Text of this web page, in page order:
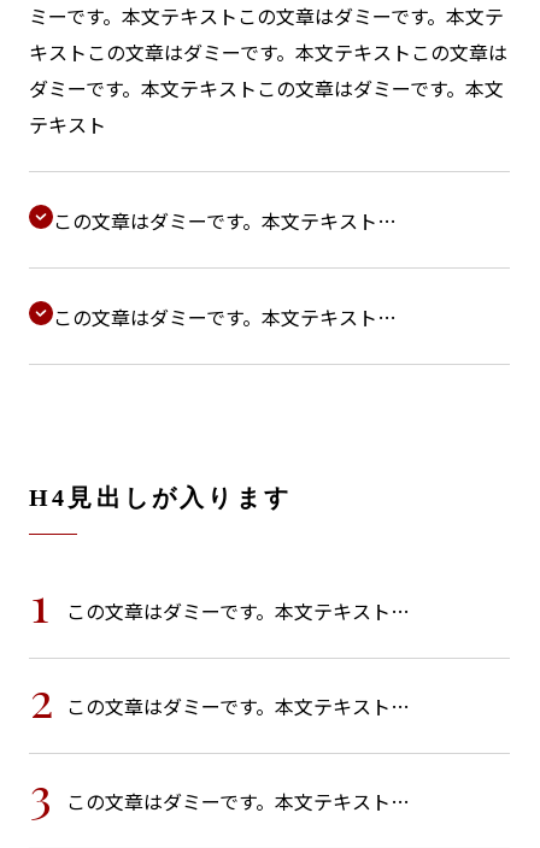
ミーです。本文テキストこの文章はダミーです。本文テ
キストこの文章はダミーです。本文テキストこの文章は
ダミーです。本文テキストこの文章はダミーです。本文
テキスト
この文章はダミーです。本文テキスト…
この文章はダミーです。本文テキスト…
H4見出しが入ります
1 この文章はダミーです。本文テキスト…
2 この文章はダミーです。本文テキスト…
3 この文章はダミーです。本文テキスト…